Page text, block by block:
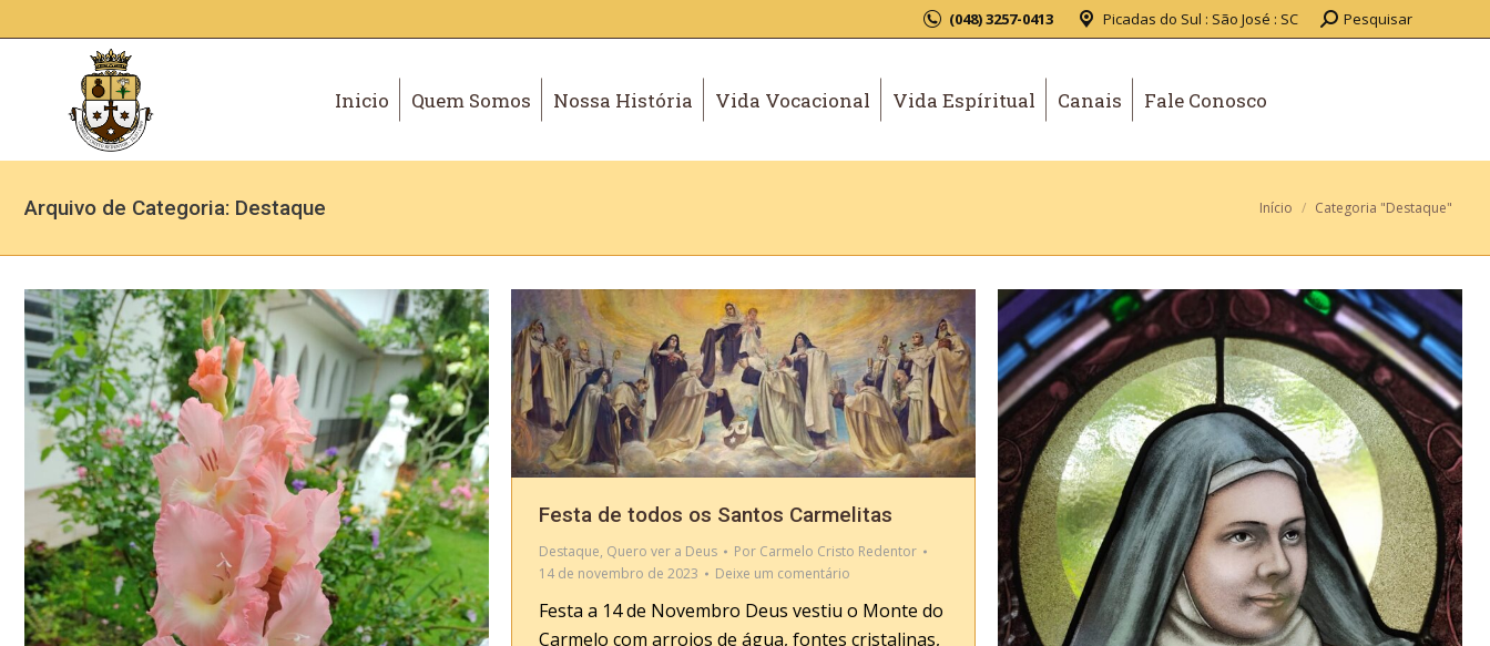
(048) 3257-0413 Picadas do Sul : São José : SC Pesquisar
Inicio Quem Somos Nossa História Vida Vocacional Vida Espíritual Canais Fale Conosco
Arquivo de Categoria: Destaque Você está aqui:
Início Categoria "Destaque"
Festa de todos os Santos Carmelitas
Destaque, Quero ver a Deus Por Carmelo Cristo Redentor
14 de novembro de 2023
Deixe um comentário
Festa a 14 de Novembro Deus vestiu o Monte do
Carmelo com arroios de água, fontes cristalinas,